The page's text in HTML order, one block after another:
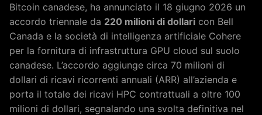
Bitcoin canadese, ha annunciato il 18 giugno 2026 un
accordo triennale da 220 milioni di dollari con Bell
Canada e la società di intelligenza artificiale Cohere
per la fornitura di infrastruttura GPU cloud sul suolo
canadese. L’accordo aggiunge circa 70 milioni di
dollari di ricavi ricorrenti annuali (ARR) all’azienda e
porta il totale dei ricavi HPC contrattuali a oltre 100
milioni di dollari, segnalando una svolta definitiva nel